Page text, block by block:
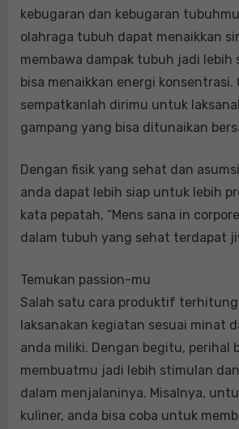
kebugaran dan kebugaran
olahraga tubuh dapat menaikkan
membawa dampak tubuh jadi lebih
bisa menaikkan energi konsentrasi.
sempatkanlah dirimu untuk
gampang yang bisa ditunaikan
Dengan fisik yang sehat dan
anda dapat lebih siap untuk lebih
kata pepatah, “Mens sana in
dalam tubuh yang sehat terdapat
Temukan passion-mu
Salah satu cara produktif terhitung
laksanakan kegiatan sesuai minat
anda miliki. Dengan begitu, perihal
membuatmu jadi lebih stimulan
dalam menjalaninya. Misalnya,
kuliner, anda bisa coba untuk